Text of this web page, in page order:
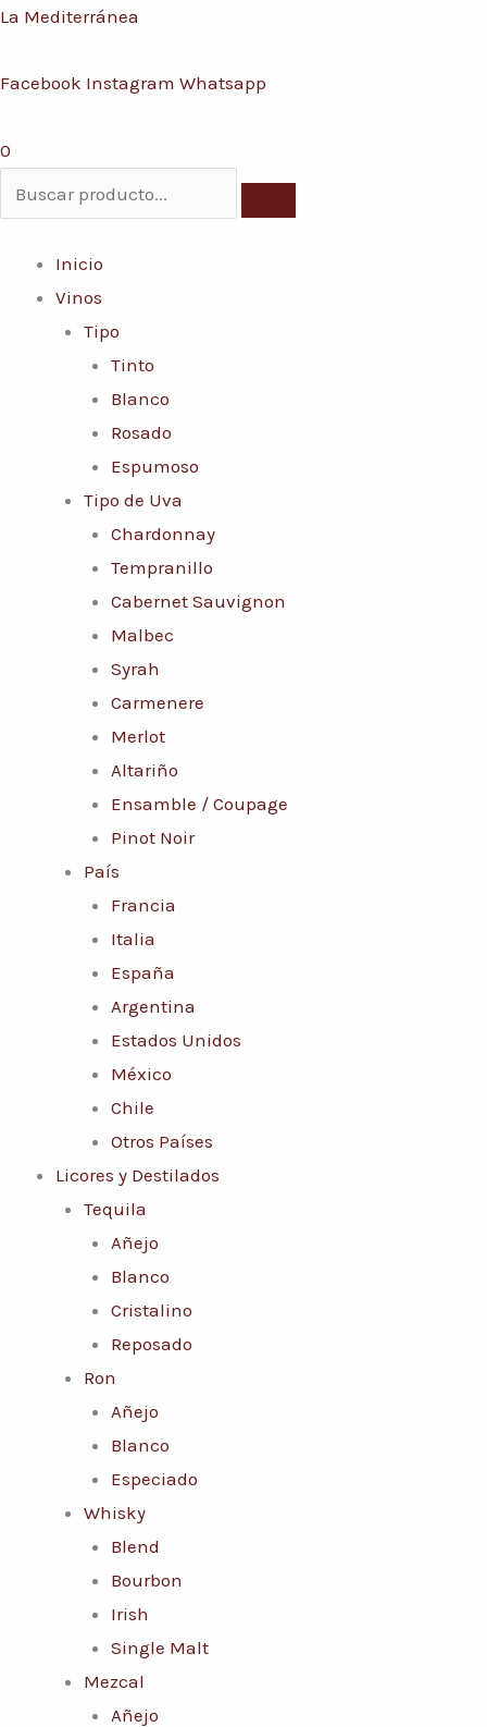
Ir
contenido
La Mediterránea
Facebook Instagram Whatsapp
0
Inicio
Vinos
Tipo
Tinto
Blanco
Rosado
Espumoso
Tipo de Uva
Chardonnay
Tempranillo
Cabernet Sauvignon
Malbec
Syrah
Carmenere
Merlot
Altariño
Ensamble / Coupage
Pinot Noir
País
Francia
Italia
España
Argentina
Estados Unidos
México
Chile
Otros Países
Licores y Destilados
Tequila
Añejo
Blanco
Cristalino
Reposado
Ron
Añejo
Blanco
Especiado
Whisky
Blend
Bourbon
Irish
Single Malt
Mezcal
Añejo
Menú